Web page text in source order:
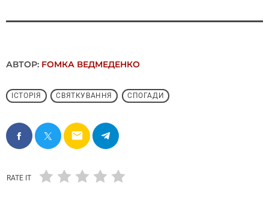
АВТОР: FОMКА ВЕДМЕДЕНКО
ІСТОРІЯ СВЯТКУВАННЯ СПОГАДИ
email
RATE IT